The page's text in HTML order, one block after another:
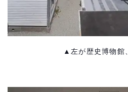
▲左が歴史博物館